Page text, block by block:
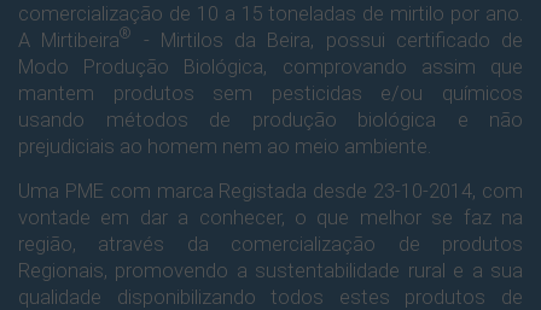
comercialização de 10 a 15 toneladas de mirtilo por ano.
A Mirtibeira®
- Mirtilos da Beira, possui certificado de
Modo Produção Biológica, comprovando assim que
mantem produtos sem pesticidas e/ou químicos
usando métodos de produção biológica e não
prejudiciais ao homem nem ao meio ambiente.
Uma PME com marca Registada desde 23-10-2014, com
vontade em dar a conhecer, o que melhor se faz na
região, através da comercialização de produtos
Regionais, promovendo a sustentabilidade rural e a sua
qualidade disponibilizando todos estes produtos de